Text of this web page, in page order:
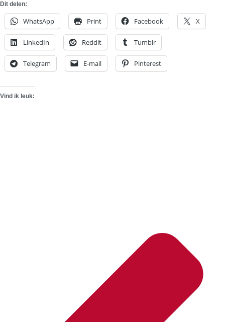
Dit delen:
WhatsApp Print Facebook X
LinkedIn Reddit Tumblr
Telegram E-mail Pinterest
Vind ik leuk: